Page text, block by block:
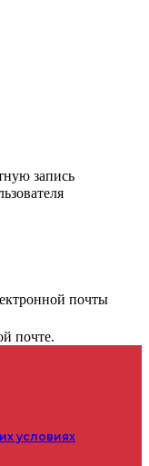
запись
почты
почте.
условиях